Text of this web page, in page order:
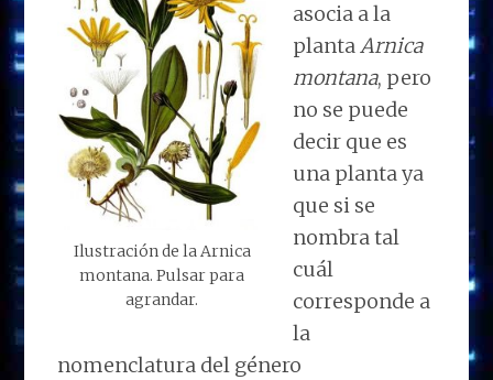
Ilustración de la Arnica
montana. Pulsar para
agrandar.
asocia a la
plantaArnica
montana, pero
no se puede
decir que es
una planta ya
que si se
nombra tal
cuál
corresponde a
la
nomenclatura del género